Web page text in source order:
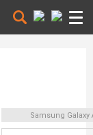
Samsung Galaxy